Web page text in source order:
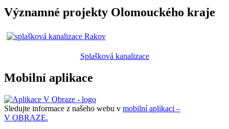
Významné projekty Olomouckého kraje
Splašková kanalizace
Mobilní aplikace
Sledujte informace z našeho webu v mobilní aplikaci –
V OBRAZE.